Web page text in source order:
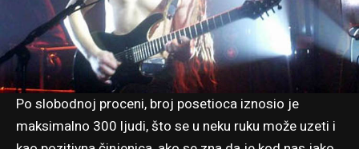
Po slobodnoj proceni, broj posetioca iznosio je
maksimalno 300 ljudi, što se u neku ruku može uzeti i